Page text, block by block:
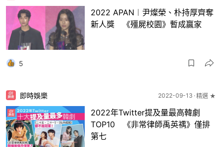
2022 APAN︱尹燦榮、朴持厚齊奪
新人獎 《殭屍校園》暫成贏家
5
即時娛樂 2022-09-13 精選 ★
2022年Twitter提及量最高韓劇
TOP10 《非常律師禹英禑》僅排
第七